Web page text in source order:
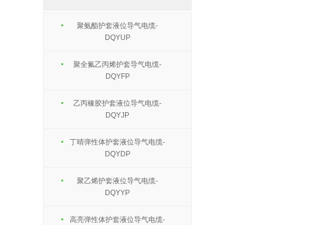
聚氨酯护套液位导气电缆-
DQYUP
聚全氟乙丙烯护套导气电缆-
DQYFP
乙丙橡胶护套液位导气电缆-
DQYJP
丁晴弹性体护套液位导气电缆-
DQYDP
聚乙烯护套液位导气电缆-
DQYYP
高亮弹性体护套液位导气电缆-